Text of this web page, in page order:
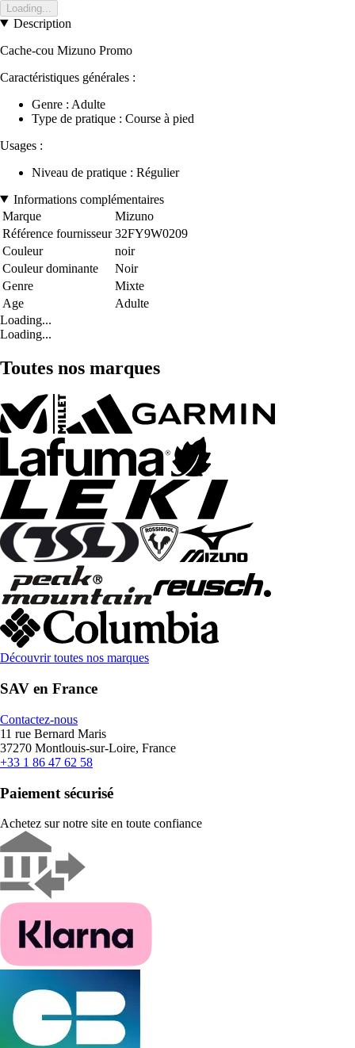
Loading...
Description
Cache-cou Mizuno Promo
Caractéristiques générales :
Genre : Adulte
Type de pratique : Course à pied
Usages :
Niveau de pratique : Régulier
Informations complémentaires
Marque
Mizuno
Référence fournisseur 32FY9W0209
Couleur
noir
Couleur dominante
Noir
Genre
Mixte
Age
Adulte
Loading...
Loading...
Toutes nos marques
Découvrir toutes nos marques
SAV en France
Contactez-nous
11 rue Bernard Maris
37270 Montlouis-sur-Loire, France
+33 1 86 47 62 58
Paiement sécurisé
Achetez sur notre site en toute confiance